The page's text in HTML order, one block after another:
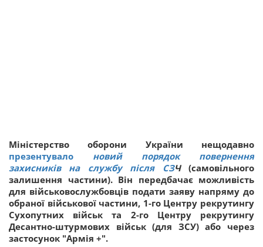
Міністерство оборони України нещодавно
презентувало новий порядок повернення
захисників на службу після СЗЧ(самовільного
залишення частини). Він передбачає можливість
для військовослужбовців подати заяву напряму до
обраної військової частини, 1-го Центру рекрутингу
Сухопутних військ та 2-го Центру рекрутингу
Десантно-штурмових військ (для ЗСУ) або через
застосунок "Армія +".